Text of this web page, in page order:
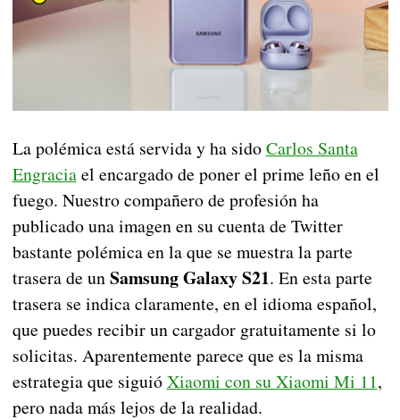
La polémica está servida y ha sidoCarlos Santa
Engraciael encargado de poner el prime leño en el
fuego. Nuestro compañero de profesión ha
publicado una imagen en su cuenta de Twitter
bastante polémica en la que se muestra la parte
trasera de unSamsung Galaxy S21. En esta parte
trasera se indica claramente, en el idioma español,
que puedes recibir un cargador gratuitamente si lo
solicitas. Aparentemente parece que es la misma
estrategia que siguióXiaomi con su Xiaomi Mi 11,
pero nada más lejos de la realidad.